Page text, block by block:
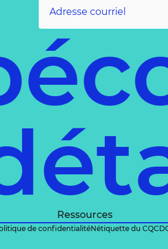
Ressources
de confidentialitéNétiquette du CQCD